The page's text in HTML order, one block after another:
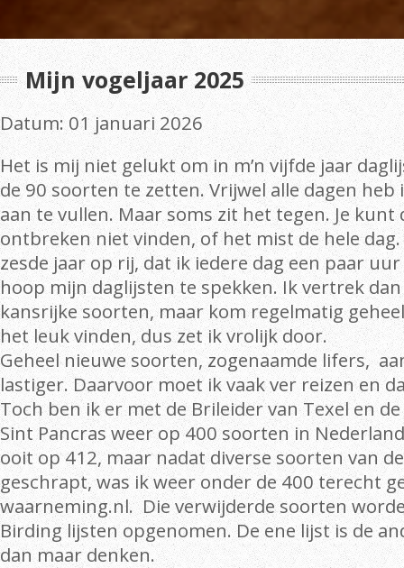
Mijn vogeljaar 2025
Datum: 01 januari 2026
Het is mij niet gelukt om in m’n vijfde jaar
de 90 soorten te zetten. Vrijwel alle dagen
aan te vullen. Maar soms zit het tegen. Je
ontbreken niet vinden, of het mist de hele
zesde jaar op rij, dat ik iedere dag een paar
hoop mijn daglijsten te spekken. Ik vertrek
kansrijke soorten, maar kom regelmatig
het leuk vinden, dus zet ik vrolijk door.
Geheel nieuwe soorten, zogenaamde lifers,
lastiger. Daarvoor moet ik vaak ver reizen en
Toch ben ik er met de Brileider van Texel en
Sint Pancras weer op 400 soorten in
ooit op 412, maar nadat diverse soorten van
geschrapt, was ik weer onder de 400 terecht
waarneming.nl. Die verwijderde soorten
Birding lijsten opgenomen. De ene lijst is de
dan maar denken.